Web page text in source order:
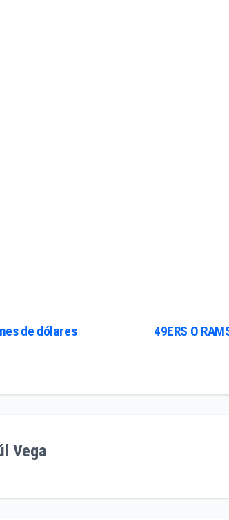
49ERS O
de dólares
Vega